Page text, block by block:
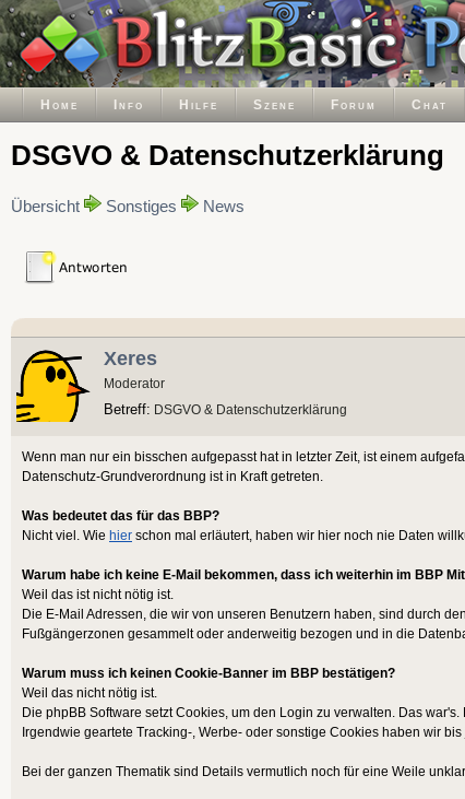
Home Info Hilfe Szene Forum Chat
DSGVO & Datenschutzerklärung
Übersicht Sonstiges News
Xeres
Moderator
Betreff: DSGVO & Datenschutzerklärung
Wenn man nur ein bisschen aufgepasst hat in letzter Zeit, ist einem
Datenschutz-Grundverordnung ist in Kraft getreten.
Was bedeutet das für das BBP?
Nicht viel. Wie hier schon mal erläutert, haben wir hier noch nie Daten
Warum habe ich keine E-Mail bekommen, dass ich weiterhin im BBP
Weil das ist nicht nötig ist.
Die E-Mail Adressen, die wir von unseren Benutzern haben, sind durch
Fußgängerzonen gesammelt oder anderweitig bezogen und in die
Warum muss ich keinen Cookie-Banner im BBP bestätigen?
Weil das nicht nötig ist.
Die phpBB Software setzt Cookies, um den Login zu verwalten. Das
Irgendwie geartete Tracking-, Werbe- oder sonstige Cookies haben wir
Bei der ganzen Thematik sind Details vermutlich noch für eine Weile